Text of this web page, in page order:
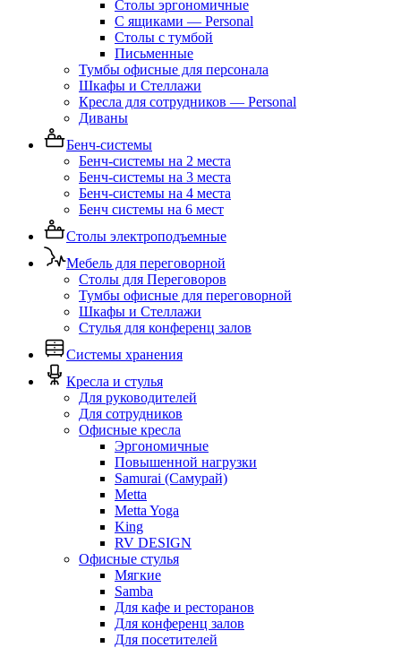
Столы эргономичные
С ящиками — Personal
Столы с тумбой
Письменные
Тумбы офисные для персонала
Шкафы и Стеллажи
Кресла для сотрудников — Personal
Диваны
Бенч-системы
Бенч-системы на 2 места
Бенч-системы на 3 места
Бенч-системы на 4 места
Бенч системы на 6 мест
Столы электроподъемные
Мебель для переговорной
Столы для Переговоров
Тумбы офисные для переговорной
Шкафы и Стеллажи
Стулья для конференц залов
Системы хранения
Кресла и стулья
Для руководителей
Для сотрудников
Офисные кресла
Эргономичные
Повышенной нагрузки
Samurai (Самурай)
Metta
Metta Yoga
King
RV DESIGN
Офисные стулья
Мягкие
Samba
Для кафе и ресторанов
Для конференц залов
Для посетителей